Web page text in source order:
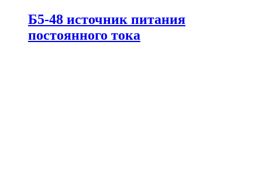
Б5-48 источник питания
постоянного тока